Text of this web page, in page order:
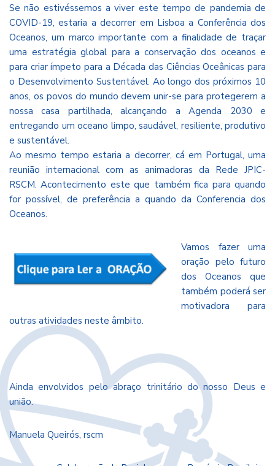
Se não estivéssemos a viver este tempo de pandemia de
COVID-19, estaria a decorrer em Lisboa a Conferência dos
Oceanos, um marco importante com a finalidade de traçar
uma estratégia global para a conservação dos oceanos e
para criar ímpeto para a Década das Ciências Oceânicas para
o Desenvolvimento Sustentável. Ao longo dos próximos 10
anos, os povos do mundo devem unir-se para protegerem a
nossa casa partilhada, alcançando a Agenda 2030 e
entregando um oceano limpo, saudável, resiliente, produtivo
e sustentável.
Ao mesmo tempo estaria a decorrer, cá em Portugal, uma
reunião internacional com as animadoras da Rede JPIC-
RSCM. Acontecimento este que também fica para quando
for possível, de preferência a quando da Conferencia dos
Oceanos.
Vamos fazer uma
oração pelo futuro
dos Oceanos que
também poderá ser
motivadora para
outras atividades neste âmbito.
Ainda envolvidos pelo abraço trinitário do nosso Deus e
união.
Manuela Queirós, rscm